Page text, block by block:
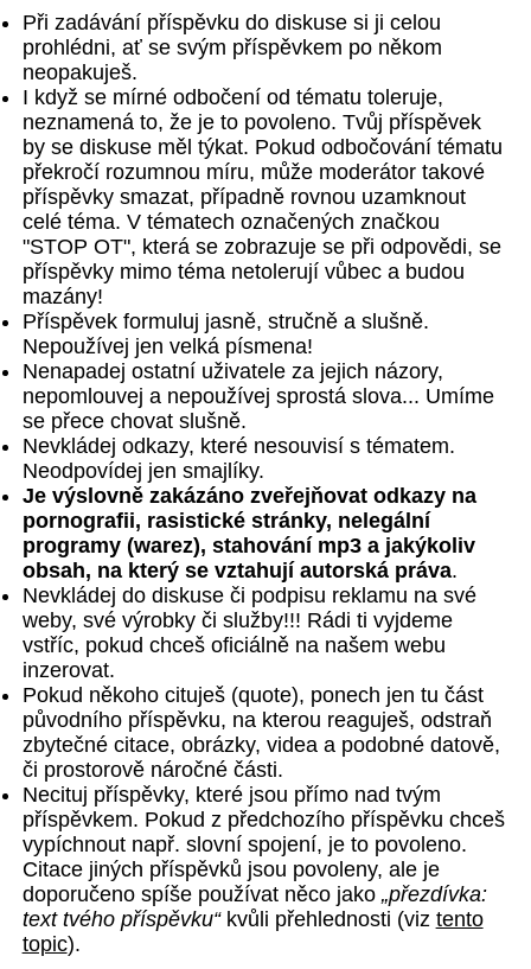
Při zadávání příspěvku do diskuse si ji celou
prohlédni, ať se svým příspěvkem po někom
neopakuješ.
I když se mírné odbočení od tématu toleruje,
neznamená to, že je to povoleno. Tvůj příspěvek
by se diskuse měl týkat. Pokud odbočování tématu
překročí rozumnou míru, může moderátor takové
příspěvky smazat, případně rovnou uzamknout
celé téma. V tématech označených značkou
"STOP OT", která se zobrazuje se při odpovědi, se
příspěvky mimo téma netolerují vůbec a budou
mazány!
Příspěvek formuluj jasně, stručně a slušně.
Nepoužívej jen velká písmena!
Nenapadej ostatní uživatele za jejich názory,
nepomlouvej a nepoužívej sprostá slova... Umíme
se přece chovat slušně.
Nevkládej odkazy, které nesouvisí s tématem.
Neodpovídej jen smajlíky.
Je výslovně zakázáno zveřejňovat odkazy na
pornografii, rasistické stránky, nelegální
programy (warez), stahování mp3 a jakýkoliv
obsah, na který se vztahují autorská práva.
Nevkládej do diskuse či podpisu reklamu na své
weby, své výrobky či služby!!! Rádi ti vyjdeme
vstříc, pokud chceš oficiálně na našem webu
inzerovat.
Pokud někoho cituješ (quote), ponech jen tu část
původního příspěvku, na kterou reaguješ, odstraň
zbytečné citace, obrázky, videa a podobné datově,
či prostorově náročné části.
Necituj příspěvky, které jsou přímo nad tvým
příspěvkem. Pokud z předchozího příspěvku chceš
vypíchnout např. slovní spojení, je to povoleno.
Citace jiných příspěvků jsou povoleny, ale je
doporučeno spíše používat něco jako „přezdívka:
text tvého příspěvku“kvůli přehlednosti (viz tento
topic).